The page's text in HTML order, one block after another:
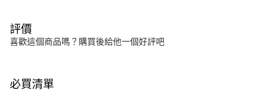
評價
喜歡這個商品嗎？購買後給他一個好評吧
必買清單